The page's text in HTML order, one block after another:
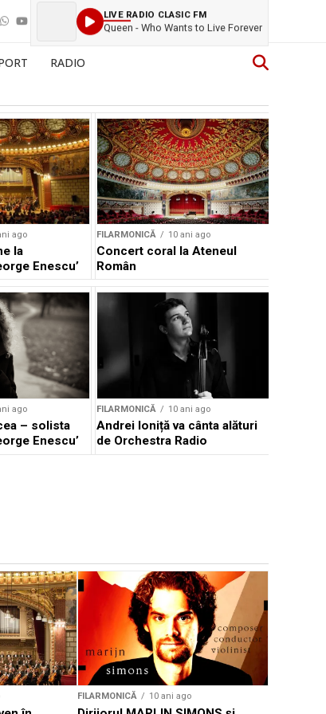
LIVE RADIO CLASIC FM
Queen - Who Wants to Live Forever
RADIO
ago
la
Enescu’
FILARMONICĂ 10 ani ago
Concert coral la Ateneul
Român
ago
– solista
Enescu’
FILARMONICĂ 10 ani ago
Andrei Ioniță va cânta alături
de Orchestra Radio
FILARMONICĂ 10 ani ago